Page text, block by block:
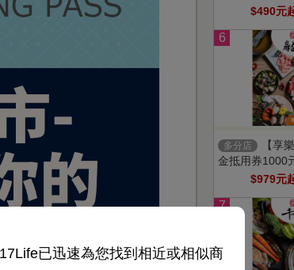
$490元
6
多分店
【享
金抵用券1000
$979元
7
已迅速為您找到相近或相似商